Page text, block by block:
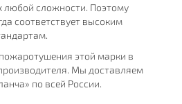
любой сложности. Поэтому
соответствует высоким
этой марки в
Мы доставляем
по всей России.